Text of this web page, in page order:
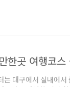
한곳 여행코
는 대구에서 실내에